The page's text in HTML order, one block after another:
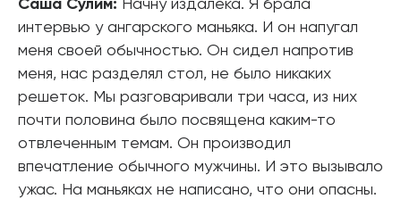
Саша Сулим: Начну издалека. Я брала
интервью у ангарского маньяка. И он напугал
меня своей обычностью. Он сидел напротив
меня, нас разделял стол, не было никаких
решеток. Мы разговаривали три часа, из них
почти половина было посвящена каким-то
отвлеченным темам. Он производил
впечатление обычного мужчины. И это вызывало
ужас. На маньяках не написано, что они опасны.